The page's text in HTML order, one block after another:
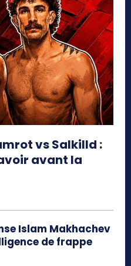
vs Salkilld :
avant la
Islam Makhachev
de frappe